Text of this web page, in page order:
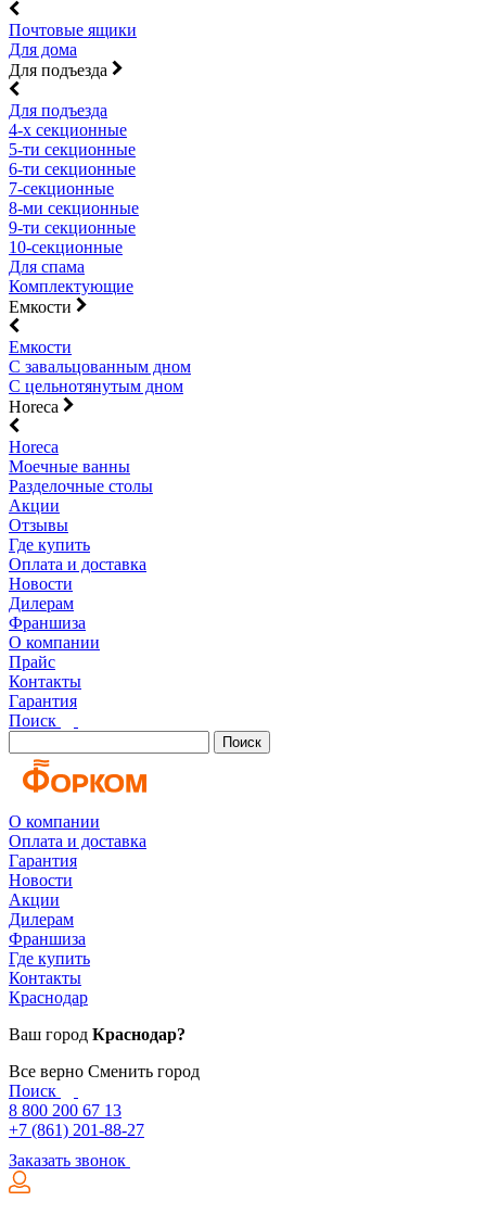
Почтовые ящики
Для дома
Для подъезда
Для подъезда
4-х секционные
5-ти секционные
6-ти секционные
7-секционные
8-ми секционные
9-ти секционные
10-секционные
Для спама
Комплектующие
Емкости
Емкости
С завальцованным дном
С цельнотянутым дном
Horeca
Horeca
Моечные ванны
Разделочные столы
Акции
Отзывы
Где купить
Оплата и доставка
Новости
Дилерам
Франшиза
О компании
Прайс
Контакты
Гарантия
Поиск
Поиск
О компании
Оплата и доставка
Гарантия
Новости
Акции
Дилерам
Франшиза
Где купить
Контакты
Краснодар
Ваш город Краснодар?
Все верно Сменить город
Поиск
8 800 200 67 13
+7 (861) 201-88-27
Заказать звонок